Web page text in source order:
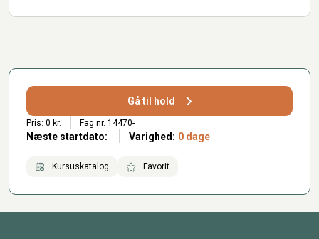
Gå til hold
Pris: 0 kr. Fag nr. 14470-
Næste startdato: Varighed: 0 dage
Kursuskatalog Favorit